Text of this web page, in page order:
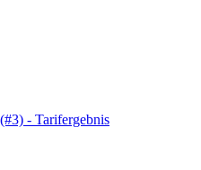
- Tarifergebnis